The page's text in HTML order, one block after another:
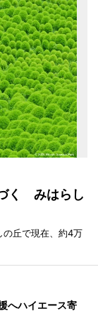
く みはらし
の丘で現在、約4万
へハイエース寄